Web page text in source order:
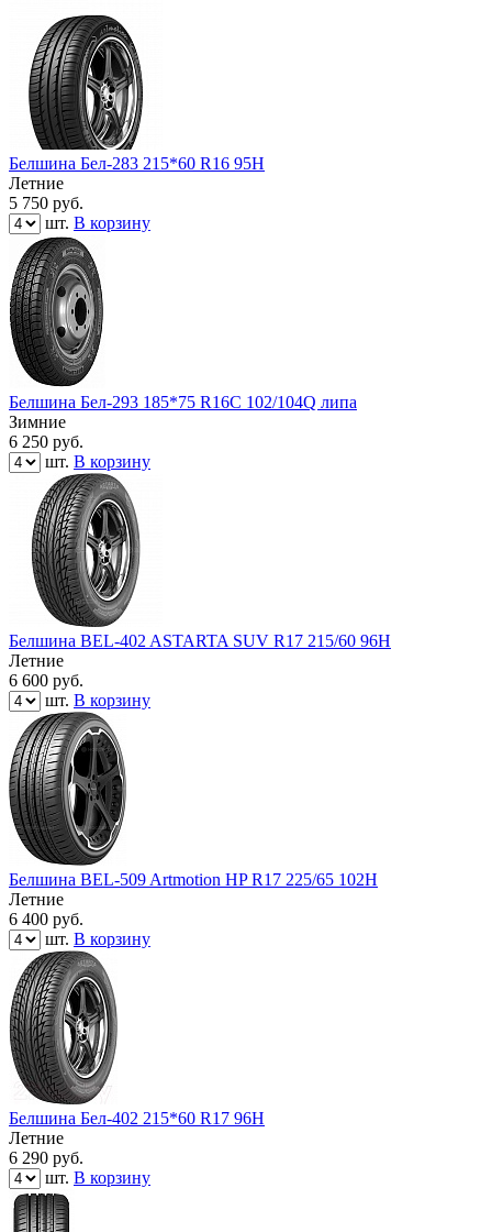
Белшина Бел-283 215*60 R16 95Н
Летние
5 750 руб.
шт. В корзину
Белшина Бел-293 185*75 R16C 102/104Q липа
Зимние
6 250 руб.
шт. В корзину
Белшина BEL-402 ASTARTA SUV R17 215/60 96H
Летние
6 600 руб.
шт. В корзину
Белшина BEL-509 Artmotion HP R17 225/65 102H
Летние
6 400 руб.
шт. В корзину
Белшина Бел-402 215*60 R17 96H
Летние
6 290 руб.
шт. В корзину